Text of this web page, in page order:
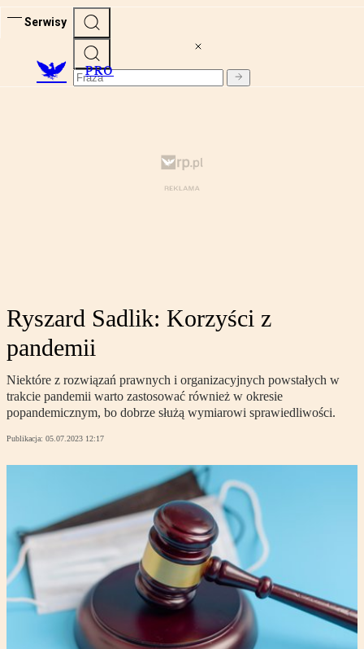
Serwisy
PRO
Ryszard Sadlik: Korzyści z
pandemii
Niektóre z rozwiązań prawnych i organizacyjnych powstałych w
trakcie pandemii warto zastosować również w okresie
popandemicznym, bo dobrze służą wymiarowi sprawiedliwości.
Publikacja: 05.07.2023 12:17